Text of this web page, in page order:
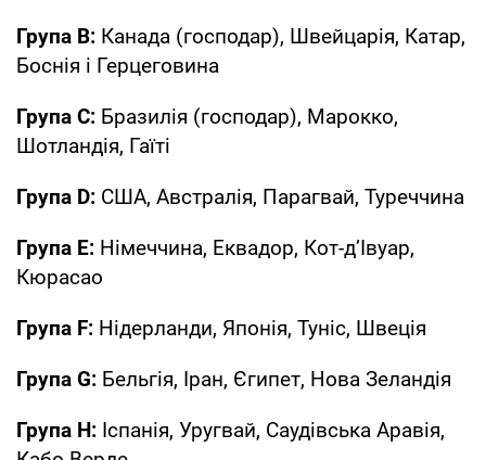
Група В: Канада (господар), Швейцарія, Катар,
Боснія і Герцеговина
Група С: Бразилія (господар), Марокко,
Шотландія, Гаїті
Група D: США, Австралія, Парагвай, Туреччина
Група E: Німеччина, Еквадор, Кот-д’Івуар,
Кюрасао
Група F: Нідерланди, Японія, Туніс, Швеція
Група G: Бельгія, Іран, Єгипет, Нова Зеландія
Група H: Іспанія, Уругвай, Саудівська Аравія,